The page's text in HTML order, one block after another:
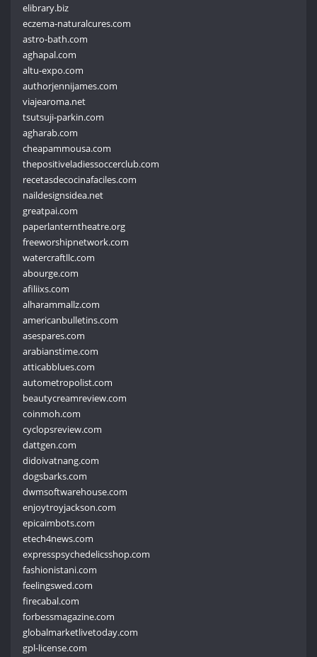
elibrary.biz
eczema-naturalcures.com
astro-bath.com
aghapal.com
altu-expo.com
authorjennijames.com
viajearoma.net
tsutsuji-parkin.com
agharab.com
cheapammousa.com
thepositiveladiessoccerclub.com
recetasdecocinafaciles.com
naildesignsidea.net
greatpai.com
paperlanterntheatre.org
freeworshipnetwork.com
watercraftllc.com
abourge.com
afiliixs.com
alharammallz.com
americanbulletins.com
asespares.com
arabianstime.com
atticabblues.com
autometropolist.com
beautycreamreview.com
coinmoh.com
cyclopsreview.com
dattgen.com
didoivatnang.com
dogsbarks.com
dwmsoftwarehouse.com
enjoytroyjackson.com
epicaimbots.com
etech4news.com
expresspsychedelicsshop.com
fashionistani.com
feelingswed.com
firecabal.com
forbessmagazine.com
globalmarketlivetoday.com
gpl-license.com